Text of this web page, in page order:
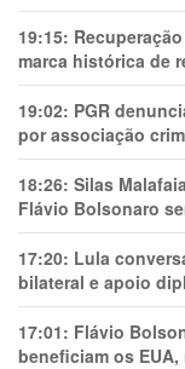
19:15:
marca histórica de
19:02: PGR
por associação
18:26: Silas
Flávio Bolsonaro
17:20: Lula
bilateral e apoio
17:01: Flávio
beneficiam os